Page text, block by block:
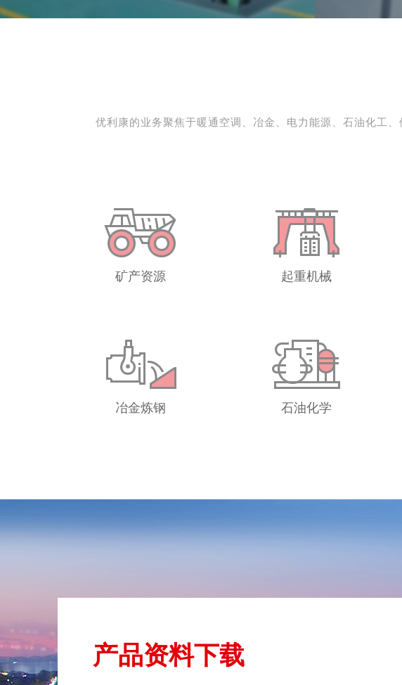
优利康的业务聚焦于暖通空调、冶金、电力能源、石油化工
矿产资源 起重机械
冶金炼钢 石油化学
产品资料下载